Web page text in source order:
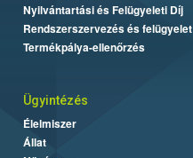
Nyilvántartási és Felügyeleti Díj
Rendszerszervezés és felügyelet
Termékpálya-ellenőrzés
Ügyintézés
Élelmiszer
Állat